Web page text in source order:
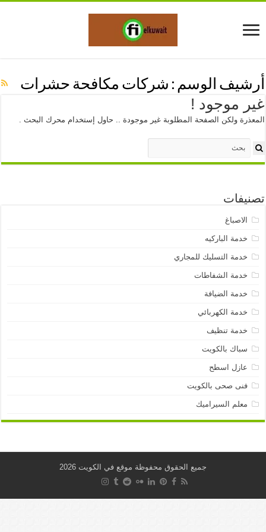
أرشيف الوسم : شركات مكافحة حشرات
غير موجود !
المعذرة ولكن الصفحة المطلوبة غير موجودة .. حاول إستخدام محرك البحث .
تصنيفات
الاصباغ
خدمة الباركيه
خدمة التسليك للمجاري
خدمة الشفاطات
خدمة الضيافة
خدمة الكهربائي
خدمة تنظيف
سباك بالكويت
عازل اسطح
فنى صحى بالكويت
معلم السيراميك
جميع الحقوق محفوظة موقع في الكويت 2026